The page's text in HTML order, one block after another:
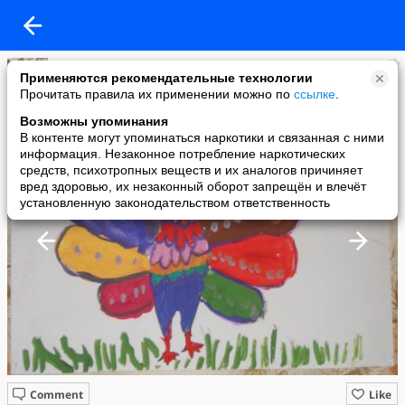
Применяются рекомендательные технологии
Прочитать правила их применении можно по ссылке
Возможны упоминания
В контенте могут упоминаться наркотики и связанная с ними
информация. Незаконное потребление наркотических
средств, психотропных веществ и их аналогов причиняет
вред здоровью, их незаконный оборот запрещён и влечёт
установленную законодательством ответственность
Алла
added a photo
30 Jan в 22:24
Like
Comment